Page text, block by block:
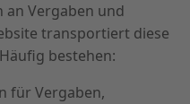
an Vergaben und
transportiert diese
bestehen:
für Vergaben,